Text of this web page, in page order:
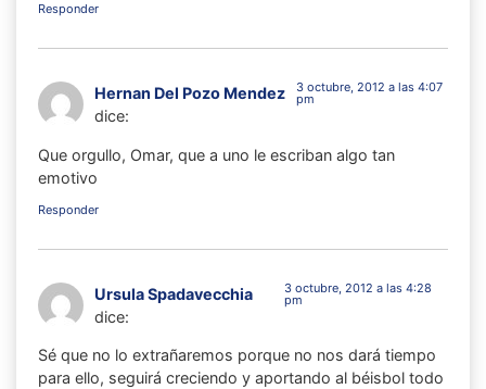
Responder
Hernan Del Pozo Mendez
dice:
3 octubre, 2012 a las 4:07
pm
Que orgullo, Omar, que a uno le escriban algo tan
emotivo
Responder
Ursula Spadavecchia
dice:
3 octubre, 2012 a las 4:28
pm
Sé que no lo extrañaremos porque no nos dará tiempo
para ello, seguirá creciendo y aportando al béisbol todo